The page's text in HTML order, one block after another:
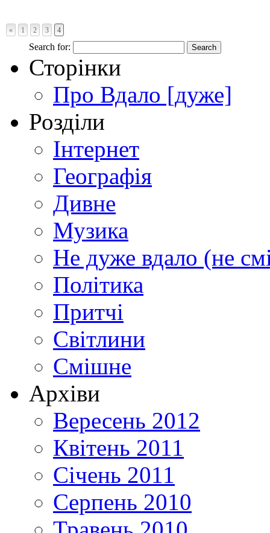
« 1 2 3 4
Search for:
Сторінки
Про Вдало [дуже]
Розділи
Інтернет
Географія
Дивне
Музика
Не дуже вдало (не
Політика
Притчі
Світлини
Смішне
Архіви
Вересень 2012
Квітень 2011
Січень 2011
Серпень 2010